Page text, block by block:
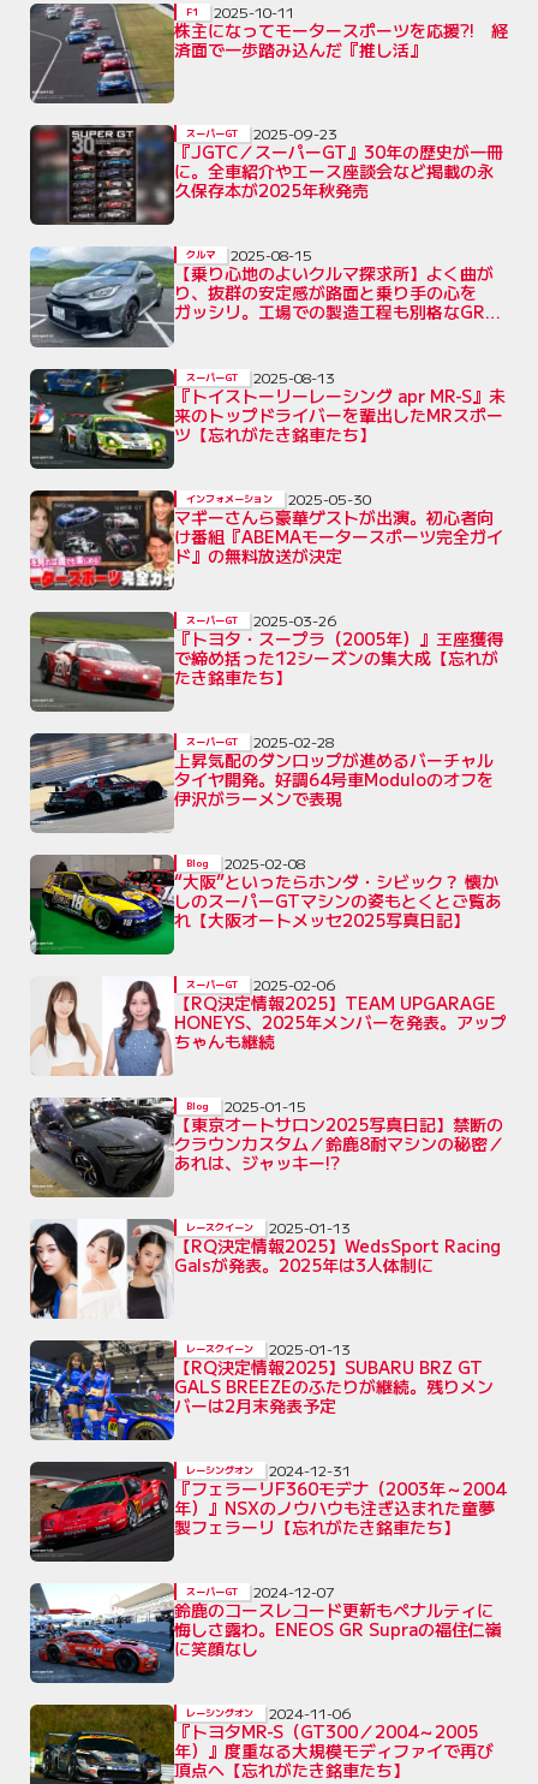
株主になってモータースポーツを応援?! 経
済面で一歩踏み込んだ『推し活』
F1 2025-10-11
『JGTC／スーパーGT』30年の歴史が一冊
に。全車紹介やエース座談会など掲載の永
久保存本が2025年秋発売
スーパーGT 2025-09-23
【乗り心地のよいクルマ探求所】よく曲が
り、抜群の安定感が路面と乗り手の心を
ガッシリ。工場での製造工程も別格なGRヤ
クルマ 2025-08-15
『トイストーリーレーシング apr MR-S』未
来のトップドライバーを輩出したMRスポー
ツ【忘れがたき銘車たち】
スーパーGT 2025-08-13
マギーさんら豪華ゲストが出演。初心者向
け番組『ABEMAモータースポーツ完全ガイ
ド』の無料放送が決定
インフォメーション 2025-05-30
『トヨタ・スープラ（2005年）』王座獲得
で締め括った12シーズンの集大成【忘れが
たき銘車たち】
スーパーGT 2025-03-26
上昇気配のダンロップが進めるバーチャル
タイヤ開発。好調64号車Moduloのオフを
伊沢がラーメンで表現
スーパーGT 2025-02-28
“大阪”といったらホンダ・シビック？ 懐か
しのスーパーGTマシンの姿もとくとご覧あ
れ【大阪オートメッセ2025写真日記】
Blog 2025-02-08
【RQ決定情報2025】TEAM UPGARAGE
HONEYS、2025年メンバーを発表。アップ
ちゃんも継続
スーパーGT 2025-02-06
【東京オートサロン2025写真日記】禁断の
クラウンカスタム／鈴鹿8耐マシンの秘密／
あれは、ジャッキー!?
Blog 2025-01-15
【RQ決定情報2025】WedsSport Racing
Galsが発表。2025年は3人体制に
レースクイーン 2025-01-13
【RQ決定情報2025】SUBARU BRZ GT
GALS BREEZEのふたりが継続。残りメン
バーは2月末発表予定
レースクイーン 2025-01-13
『フェラーリF360モデナ（2003年～2004
年）』NSXのノウハウも注ぎ込まれた童夢
製フェラーリ【忘れがたき銘車たち】
レーシングオン 2024-12-31
鈴鹿のコースレコード更新もペナルティに
悔しさ露わ。ENEOS GR Supraの福住仁嶺
に笑顔なし
スーパーGT 2024-12-07
『トヨタMR-S（GT300／2004～2005
年）』度重なる大規模モディファイで再び
頂点へ【忘れがたき銘車たち】
レーシングオン 2024-11-06